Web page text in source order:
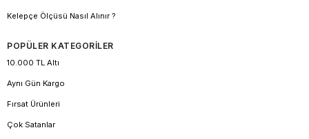
Kelepçe Ölçüsü Nasıl Alınır ?
POPÜLER KATEGORİLER
10.000 TL Altı
Aynı Gün Kargo
Fırsat Ürünleri
Çok Satanlar